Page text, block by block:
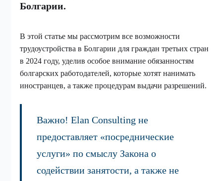
Болгарии.
В этой статье мы рассмотрим все возможности
трудоустройства в Болгарии для граждан третьих стран
в 2024 году, уделив особое внимание обязанностям
болгарских работодателей, которые хотят нанимать
иностранцев, а также процедурам выдачи разрешений.
Важно! Elan Consulting не
предоставляет «посреднические
услуги» по смыслу Закона о
содействии занятости, а также не